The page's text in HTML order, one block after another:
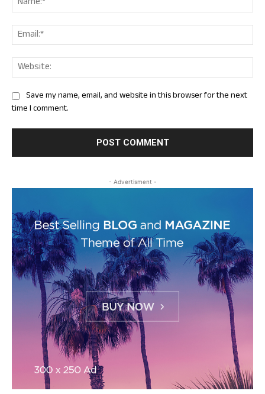
Save my name, email, and website in this browser for the next
time I comment.
- Advertisment -